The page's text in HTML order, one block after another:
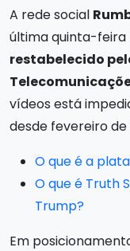
A rede social
última quinta-feira
restabelecido
vídeos está
desde fevereiro de
O que é a
O que é Truth
Trump?
Em